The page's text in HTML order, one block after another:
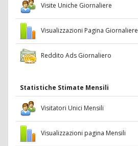
Visite Uniche Giornaliere
Visualizzazioni Pagina Giornaliere
Reddito Ads Giornaliero
Statistiche Stimate Mensili
Visitatori Unici Mensili
Visualizzazioni pagina Mensili